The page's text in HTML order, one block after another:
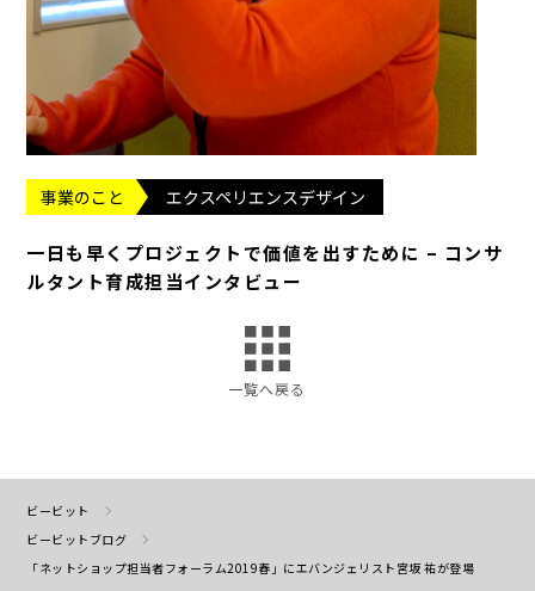
事業のこと エクスペリエンスデザイン
一日も早くプロジェクトで価値を出すために – コンサ
ルタント育成担当インタビュー
一覧へ戻る
ビービット
ビービットブログ
「ネットショップ担当者フォーラム2019春」にエバンジェリスト宮坂 祐が登場